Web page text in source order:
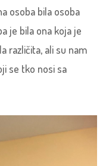
osoba bila osoba
je bila ona koja je
različita, ali su nam
se tko nosi sa